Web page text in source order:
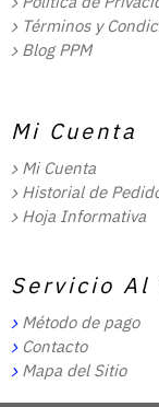
Términos y
Blog PPM
Mi Cuenta
Mi Cuenta
Historial de
Hoja Informativa
Servicio Al
Método de pago
Contacto
Mapa del Sitio